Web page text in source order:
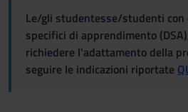
Le/gli studentesse/studenti
specifici di apprendimento
richiedere l'adattamento della
seguire le indicazioni riportate